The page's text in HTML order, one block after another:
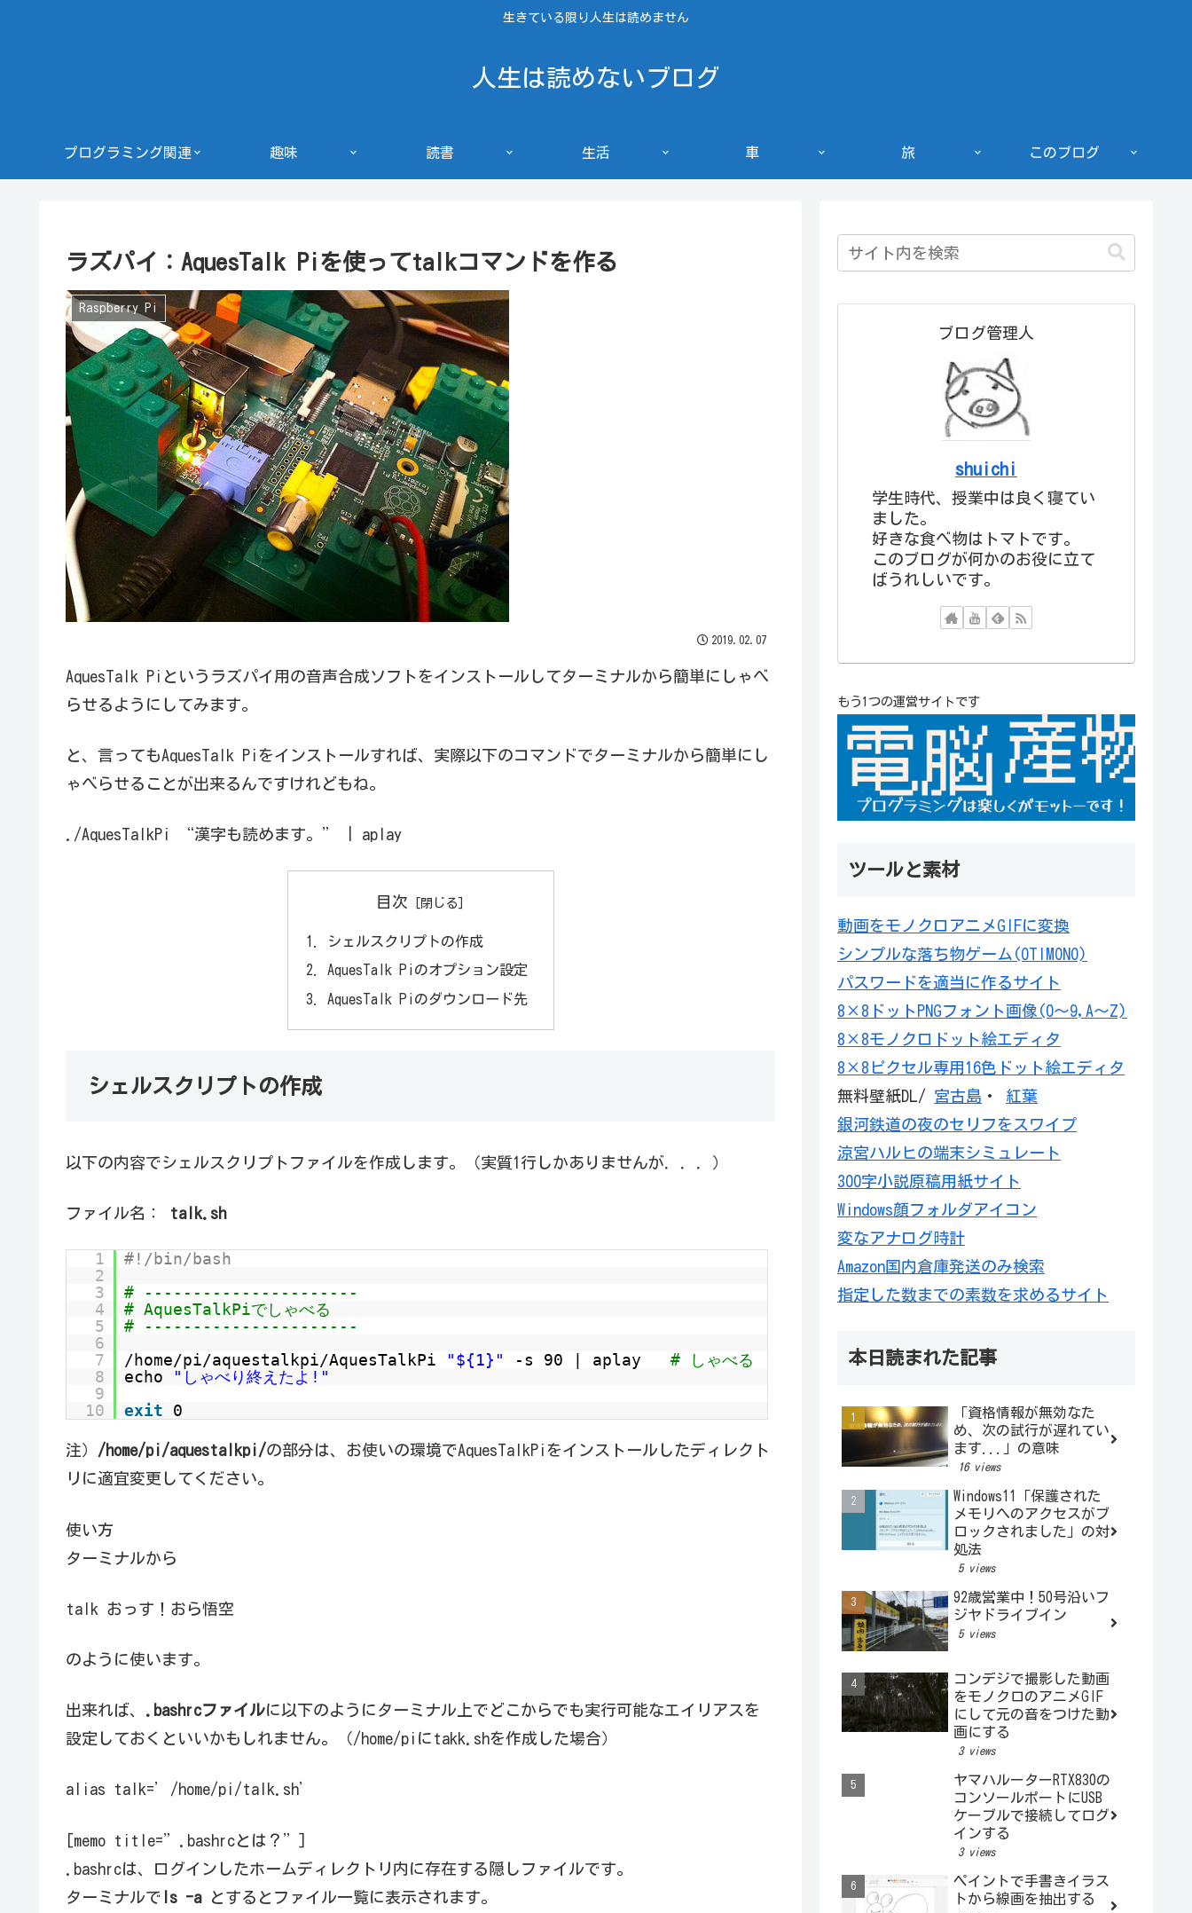
生きている限り人生は読めません
人生は読めないブログ
プログラミング関連 趣味 読書 生活 車 旅 このブログ
ラズパイ：AquesTalk Piを使ってtalkコマンドを作る
Raspberry Pi
2019.02.07
AquesTalk Piというラズパイ用の音声合成ソフトをインストールしてターミナルから簡単にしゃべ
らせるようにしてみます。
と、言ってもAquesTalk Piをインストールすれば、実際以下のコマンドでターミナルから簡単にし
ゃべらせることが出来るんですけれどもね。
./AquesTalkPi “漢字も読めます。” | aplay
目次
シェルスクリプトの作成
AquesTalk Piのオプション設定
AquesTalk Piのダウンロード先
シェルスクリプトの作成
以下の内容でシェルスクリプトファイルを作成します。（実質1行しかありませんが．．．）
ファイル名： talk.sh
1
#!/bin/bash
2
3
# ----------------------
4
# AquesTalkPiでしゃべる
5
# ----------------------
6
7
/home/pi/aquestalkpi/AquesTalkPi "${1}" -s 90 | aplay # しゃべる
8
echo
"しゃべり終えたよ!"
9
10
exit 0
注） /home/pi/aquestalkpi/の部分は、お使いの環境でAquesTalkPiをインストールしたディレクト
リに適宜変更してください。
使い方
ターミナルから
talk おっす！おら悟空
のように使います。
出来れば、 .bashrcファイルに以下のようにターミナル上でどこからでも実行可能なエイリアスを
設定しておくといいかもしれません。（/home/piにtakk.shを作成した場合）
alias talk=’/home/pi/talk.sh’
[memo title=”.bashrcとは？”]
.bashrcは、ログインしたホームディレクトリ内に存在する隠しファイルです。
ターミナルで ls -aとするとファイル一覧に表示されます。
ブログ管理人
shuichi
学生時代、授業中は良く寝てい
ました。
好きな食べ物はトマトです。
このブログが何かのお役に立て
ばうれしいです。
もう1つの運営サイトです
ツールと素材
動画をモノクロアニメGIFに変換
シンプルな落ち物ゲーム(OTIMONO)
パスワードを適当に作るサイト
8×8ドットPNGフォント画像(0～9,A～Z)
8×8モノクロドット絵エディタ
8×8ピクセル専用16色ドット絵エディタ
無料壁紙DL/ 宮古島 ・ 紅葉
銀河鉄道の夜のセリフをスワイプ
涼宮ハルヒの端末シミュレート
300字小説原稿用紙サイト
Windows顔フォルダアイコン
変なアナログ時計
Amazon国内倉庫発送のみ検索
指定した数までの素数を求めるサイト
本日読まれた記事
「資格情報が無効なた
め、次の試行が遅れてい
ます...」の意味
16 views
Windows11「保護された
メモリへのアクセスがブ
ロックされました」の対
処法
5 views
92歳営業中！50号沿いフ
ジヤドライブイン
5 views
コンデジで撮影した動画
をモノクロのアニメGIF
にして元の音をつけた動
画にする
3 views
ヤマハルーターRTX830の
コンソールポートにUSB
ケーブルで接続してログ
インする
3 views
ペイントで手書きイラス
トから線画を抽出する